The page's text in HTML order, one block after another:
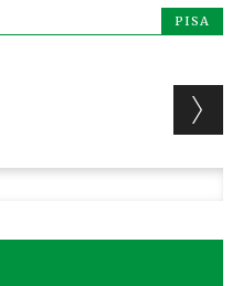
PISA